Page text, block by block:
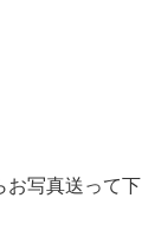
お写真送って下